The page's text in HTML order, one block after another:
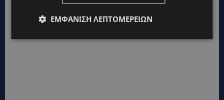
ΕΜΦΆΝΙΣΗ ΛΕΠΤΟΜΕΡΕΙΏΝ